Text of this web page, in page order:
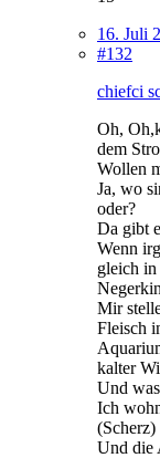
16. Juli
#132
chiefci
Oh,
dem
Wollen
Ja, wo
oder?
Da gibt
Wenn
gleich in
Mir
Fleisch
kalter
Und
Ich
(Scherz)
Und die